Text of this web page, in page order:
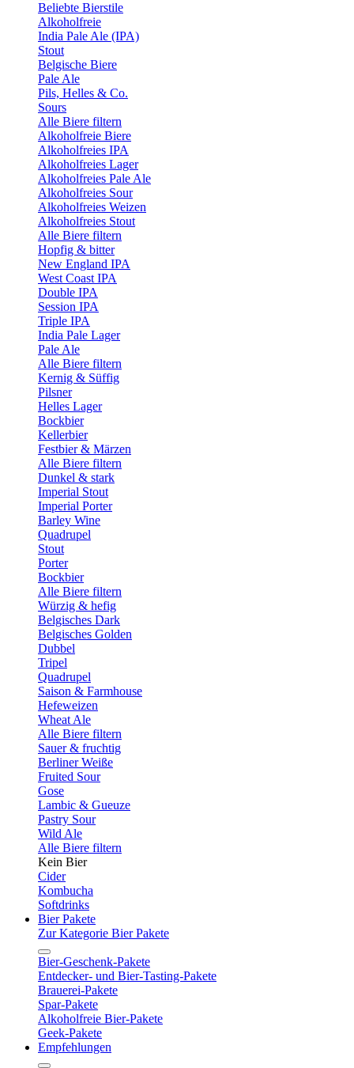
Beliebte Bierstile
Alkoholfreie
India Pale Ale (IPA)
Stout
Belgische Biere
Pale Ale
Pils, Helles & Co.
Sours
Alle Biere filtern
Alkoholfreie Biere
Alkoholfreies IPA
Alkoholfreies Lager
Alkoholfreies Pale Ale
Alkoholfreies Sour
Alkoholfreies Weizen
Alkoholfreies Stout
Alle Biere filtern
Hopfig & bitter
New England IPA
West Coast IPA
Double IPA
Session IPA
Triple IPA
India Pale Lager
Pale Ale
Alle Biere filtern
Kernig & Süffig
Pilsner
Helles Lager
Bockbier
Kellerbier
Festbier & Märzen
Alle Biere filtern
Dunkel & stark
Imperial Stout
Imperial Porter
Barley Wine
Quadrupel
Stout
Porter
Bockbier
Alle Biere filtern
Würzig & hefig
Belgisches Dark
Belgisches Golden
Dubbel
Tripel
Quadrupel
Saison & Farmhouse
Hefeweizen
Wheat Ale
Alle Biere filtern
Sauer & fruchtig
Berliner Weiße
Fruited Sour
Gose
Lambic & Gueuze
Pastry Sour
Wild Ale
Alle Biere filtern
Kein Bier
Cider
Kombucha
Softdrinks
Bier Pakete
Zur Kategorie Bier Pakete
Bier-Geschenk-Pakete
Entdecker- und Bier-Tasting-Pakete
Brauerei-Pakete
Spar-Pakete
Alkoholfreie Bier-Pakete
Geek-Pakete
Empfehlungen